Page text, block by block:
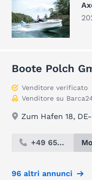
Boote Polch
Venditore verificato
Venditore su
Zum Hafen 18,
+49 654...
96 altri annunci